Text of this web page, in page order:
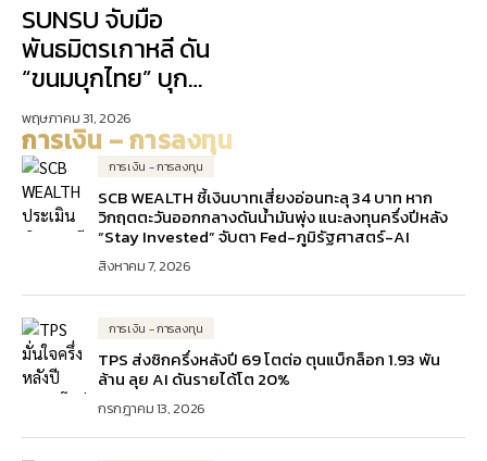
SUNSU จับมือ
พันธมิตรเกาหลี ดัน
“ขนมบุกไทย” บุก
ตลาดเอเชีย
พฤษภาคม 31, 2026
การเงิน – การลงทุน
การเงิน - การลงทุน
SCB WEALTH ชี้เงินบาทเสี่ยงอ่อนทะลุ 34 บาท หาก
วิกฤตตะวันออกกลางดันน้ำมันพุ่ง แนะลงทุนครึ่งปีหลัง
“Stay Invested” จับตา Fed-ภูมิรัฐศาสตร์-AI
สิงหาคม 7, 2026
การเงิน - การลงทุน
TPS ส่งซิกครึ่งหลังปี 69 โตต่อ ตุนแบ็กล็อก 1.93 พัน
ล้าน ลุย AI ดันรายได้โต 20%
กรกฎาคม 13, 2026